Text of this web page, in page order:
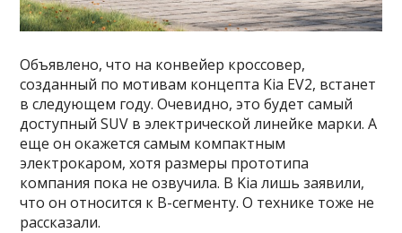
Объявлено, что на конвейер кроссовер,
созданный по мотивам концепта Kia EV2, встанет
в следующем году. Очевидно, это будет самый
доступный SUV в электрической линейке марки. А
еще он окажется самым компактным
электрокаром, хотя размеры прототипа
компания пока не озвучила. В Kia лишь заявили,
что он относится к B-сегменту. О технике тоже не
рассказали.